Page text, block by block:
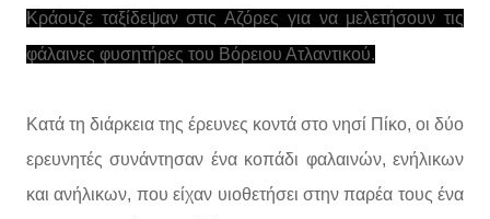
Κράουζε ταξίδεψαν στις Αζόρες για να μελετήσουν τις
φάλαινες φυσητήρες του Βόρειου Ατλαντικού.
Κατά τη διάρκεια της έρευνες κοντά στο νησί Πίκο, οι δύο
ερευνητές συνάντησαν ένα κοπάδι φαλαινών, ενήλικων
και ανήλικων, που είχαν υιοθετήσει στην παρέα τους ένα